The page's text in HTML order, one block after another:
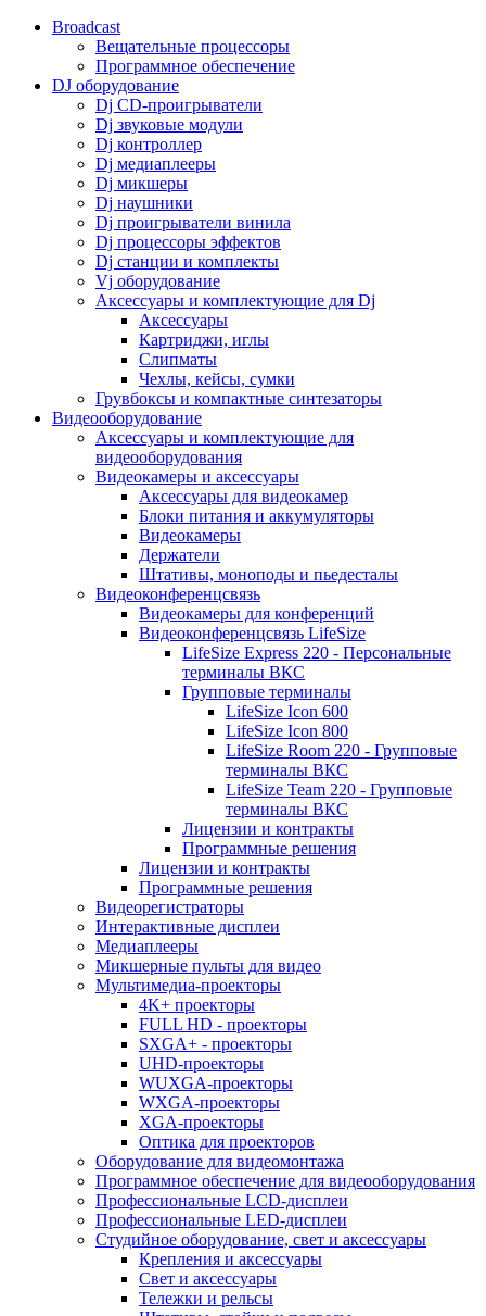
Broadcast
Вещательные процессоры
Программное обеспечение
DJ оборудование
Dj CD-проигрыватели
Dj звуковые модули
Dj контроллер
Dj медиаплееры
Dj микшеры
Dj наушники
Dj проигрыватели винила
Dj процессоры эффектов
Dj станции и комплекты
Vj оборудование
Аксессуары и комплектующие для Dj
Аксессуары
Картриджи, иглы
Слипматы
Чехлы, кейсы, сумки
Грувбоксы и компактные синтезаторы
Видеооборудование
Аксессуары и комплектующие для
видеооборудования
Видеокамеры и аксессуары
Аксессуары для видеокамер
Блоки питания и аккумуляторы
Видеокамеры
Держатели
Штативы, моноподы и пьедесталы
Видеоконференцсвязь
Видеокамеры для конференций
Видеоконференцсвязь LifeSize
LifeSize Express 220 - Персональные
терминалы ВКС
Групповые терминалы
LifeSize Icon 600
LifeSize Icon 800
LifeSize Room 220 - Групповые
терминалы ВКС
LifeSize Team 220 - Групповые
терминалы ВКС
Лицензии и контракты
Программные решения
Лицензии и контракты
Программные решения
Видеорегистраторы
Интерактивные дисплеи
Медиаплееры
Микшерные пульты для видео
Мультимедиа-проекторы
4K+ проекторы
FULL HD - проекторы
SXGA+ - проекторы
UHD-проекторы
WUXGA-проекторы
WXGA-проекторы
XGA-проекторы
Оптика для проекторов
Оборудование для видеомонтажа
Программное обеспечение для видеооборудования
Профессиональные LCD-дисплеи
Профессиональные LED-дисплеи
Студийное оборудование, свет и аксессуары
Крепления и аксессуары
Свет и аксессуары
Тележки и рельсы